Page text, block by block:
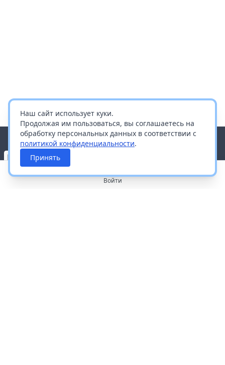
Наш сайт использует куки.
Продолжая им пользоваться, вы соглашаетесь на
обработку персональных данных в соответствии с
политикой конфиденциальности.
Принять
Войти